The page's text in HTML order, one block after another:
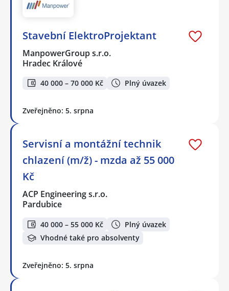
Stavební ElektroProjektant
ManpowerGroup s.r.o.
Hradec Králové
40 000 – 70 000 Kč Plný úvazek
Zveřejněno: 5. srpna
Servisní a montážní technik
chlazení (m/ž) - mzda až 55 000
Kč
ACP Engineering s.r.o.
Pardubice
40 000 – 55 000 Kč
Plný úvazek
Vhodné také pro absolventy
Zveřejněno: 5. srpna